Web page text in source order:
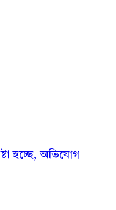
হচ্ছে, অভিযোগ